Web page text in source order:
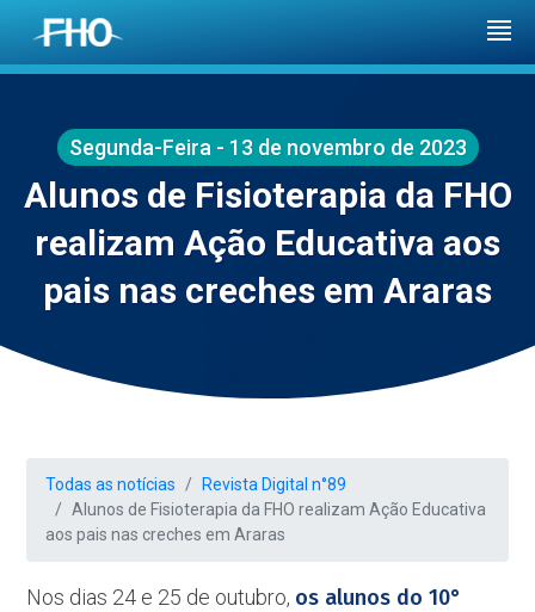
Segunda-Feira - 13 de novembro de 2023
Alunos de Fisioterapia da FHO
realizam Ação Educativa aos
pais nas creches em Araras
Todas as notícias
Revista Digital n°89
Alunos de Fisioterapia da FHO realizam Ação Educativa
aos pais nas creches em Araras
Nos dias 24 e 25 de outubro, os alunos do 10°